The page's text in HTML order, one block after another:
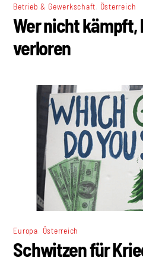
Betrieb & Gewerkschaft Österreich
Wer nicht kämpft,
verloren
Europa Österreich
Schwitzen für